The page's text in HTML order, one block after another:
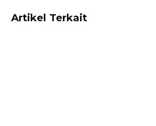
Artikel Terkait